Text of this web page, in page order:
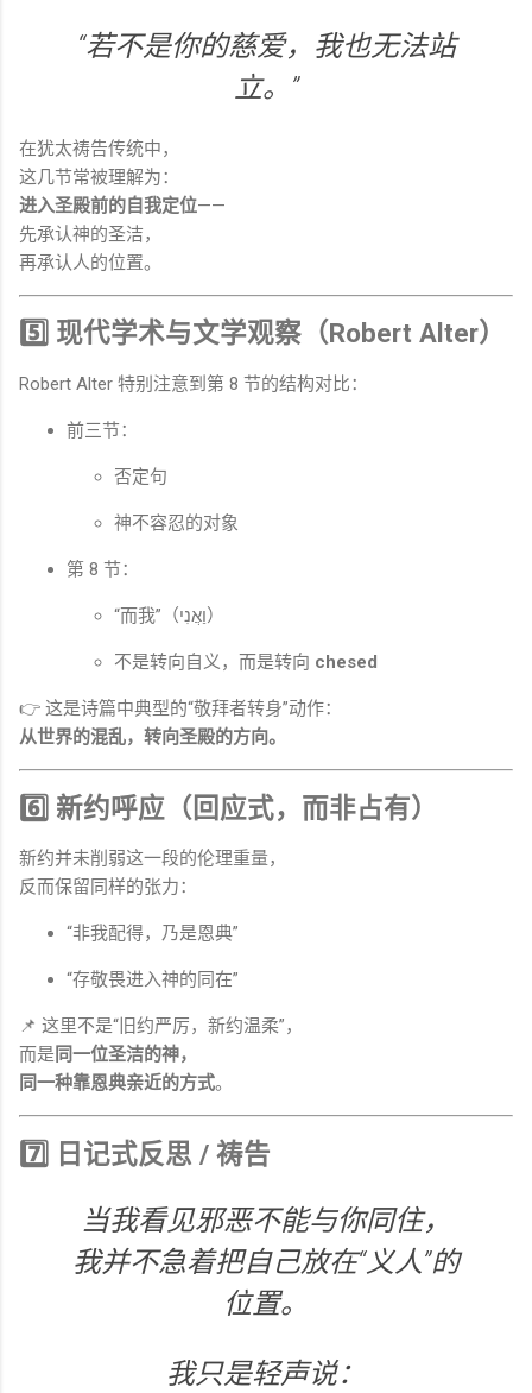
“若不是你的慈爱，我也无法站
立。”
在犹太祷告传统中，
这几节常被理解为：
进入圣殿前的自我定位——
先承认神的圣洁，
再承认人的位置。
5️⃣ 现代学术与文学观察（Robert Alter）
Robert Alter 特别注意到第 8 节的结构对比：
前三节：
否定句
神不容忍的对象
第 8 节：
“而我”（וַאֲנִי）
不是转向自义，而是转向 chesed
👉 这是诗篇中典型的“敬拜者转身”动作：
从世界的混乱，转向圣殿的方向。
6️⃣ 新约呼应（回应式，而非占有）
新约并未削弱这一段的伦理重量，
反而保留同样的张力：
“非我配得，乃是恩典”
“存敬畏进入神的同在”
📌 这里不是“旧约严厉，新约温柔”，
而是 同一位圣洁的神，
同一种靠恩典亲近的方式。
7️⃣ 日记式反思 / 祷告
当我看见邪恶不能与你同住，
我并不急着把自己放在“义人”的
位置。
我只是轻声说：